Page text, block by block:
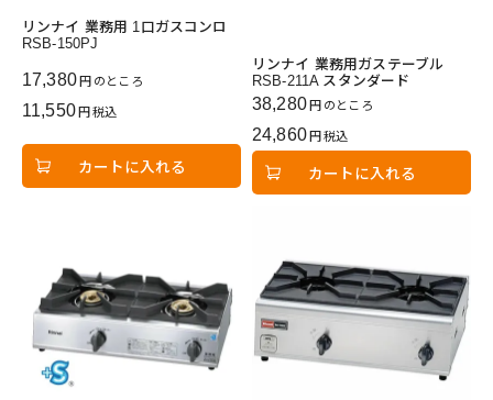
リンナイ 業務用 1口ガスコンロ
RSB-150PJ
17,380 のところ
11,550 税込
カートに入れる
リンナイ 業務用ガステーブル
RSB-211A スタンダード
38,280 のところ
24,860 税込
カートに入れる